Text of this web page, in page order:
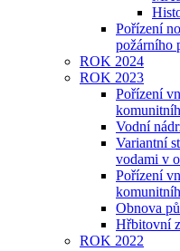
Pořízení
požárního
ROK 2024
ROK 2023
Pořízení
Vodní
Variantní
vodami v
Pořízení
Obnova
Hřbitovní
ROK 2022